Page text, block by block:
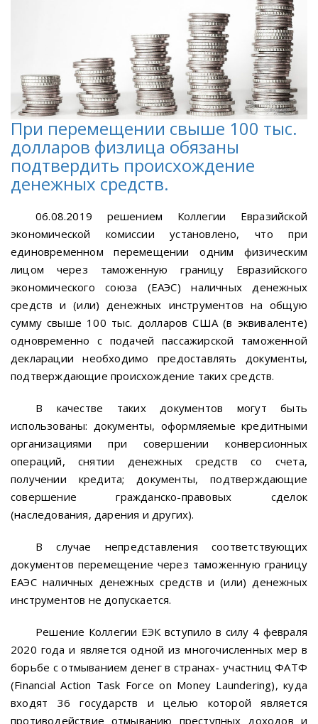
При перемещении свыше 100 тыс.
долларов физлица обязаны
подтвердить происхождение
денежных средств.
06.08.2019 решением Коллегии Евразийской
экономической комиссии установлено, что при
единовременном перемещении одним физическим
лицом через таможенную границу Евразийского
экономического союза (ЕАЭС) наличных денежных
средств и (или) денежных инструментов на общую
сумму свыше 100 тыс. долларов США (в эквиваленте)
одновременно с подачей пассажирской таможенной
декларации необходимо предоставлять документы,
подтверждающие происхождение таких средств.
В качестве таких документов могут быть
использованы: документы, оформляемые кредитными
организациями при совершении конверсионных
операций, снятии денежных средств со счета,
получении кредита; документы, подтверждающие
совершение гражданско-правовых сделок
(наследования, дарения и других).
В случае непредставления соответствующих
документов перемещение через таможенную границу
ЕАЭС наличных денежных средств и (или) денежных
инструментов не допускается.
Решение Коллегии ЕЭК вступило в силу 4 февраля
2020 года и является одной из многочисленных мер в
борьбе с отмыванием денег в странах- участниц ФАТФ
(Financial Action Task Force on Money Laundering), куда
входят 36 государств и целью которой является
противодействие отмыванию преступных доходов и